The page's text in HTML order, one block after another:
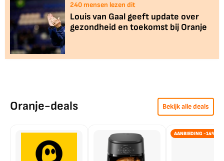
240mensen lezen dit
Louis van Gaal geeft update over
gezondheid en toekomst bij Oranje
Oranje-deals Bekijk alle deals
AANBIEDING -14%